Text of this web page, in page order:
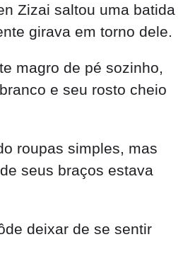
Zizai saltou uma batida
girava em torno dele.
magro de pé sozinho,
e seu rosto cheio
roupas simples, mas
seus braços estava
deixar de se sentir